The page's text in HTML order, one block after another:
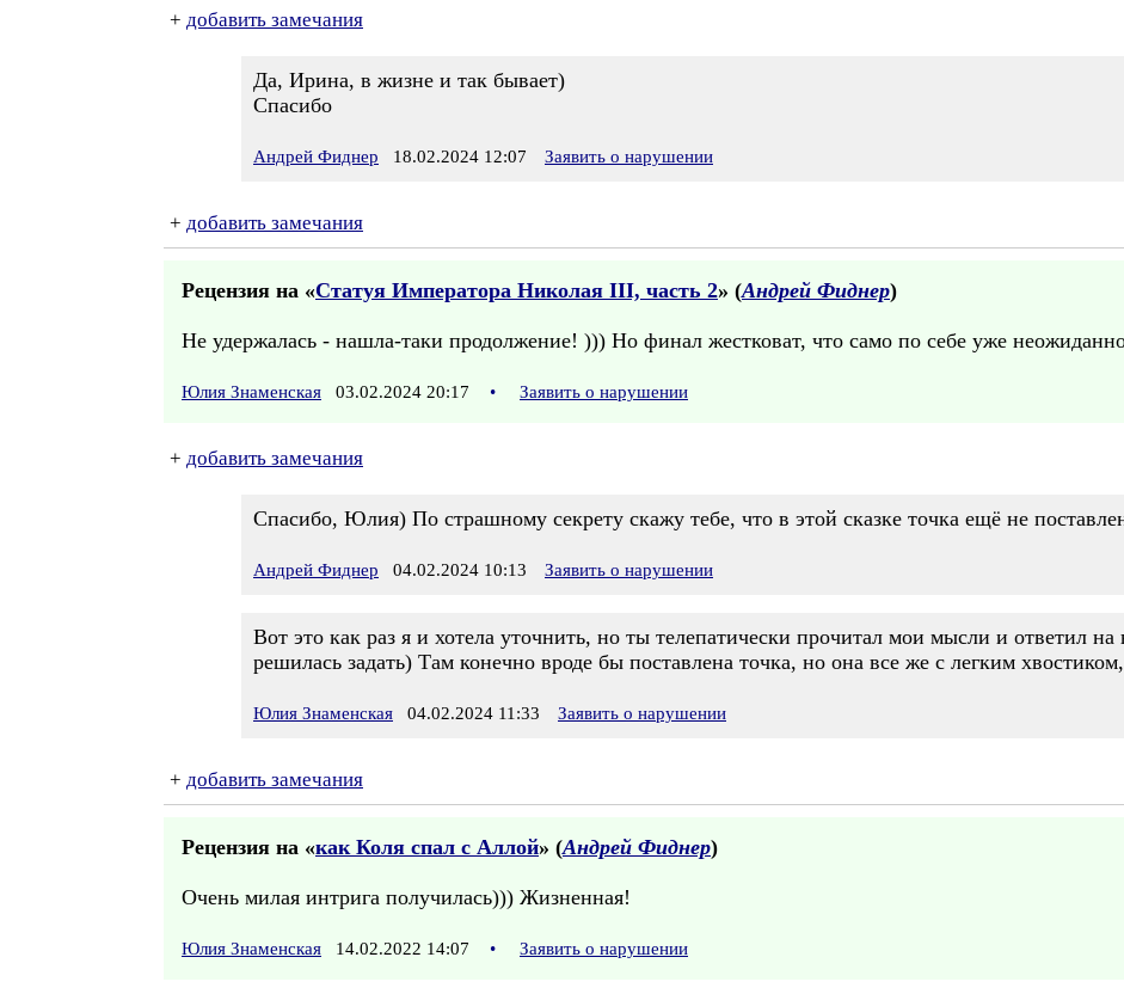
+ добавить замечания
Да, Ирина, в жизне и так бывает)
Спасибо
Андрей Фиднер 18.02.2024 12:07 Заявить о нарушении
+ добавить замечания
Рецензия на «Статуя Императора Николая III, часть 2» (Андрей Фиднер)
Не удержалась - нашла-таки продолжение! ))) Но финал жестковат, что само по себе уже
Юлия Знаменская 03.02.2024 20:17 • Заявить о нарушении
+ добавить замечания
Спасибо, Юлия) По страшному секрету скажу тебе, что в этой сказке точка ещё не
Андрей Фиднер 04.02.2024 10:13 Заявить о нарушении
Вот это как раз я и хотела уточнить, но ты телепатически прочитал мои мысли и ответил
решилась задать) Там конечно вроде бы поставлена точка, но она все же с легким
Юлия Знаменская 04.02.2024 11:33 Заявить о нарушении
+ добавить замечания
Рецензия на «как Коля спал с Аллой» (Андрей Фиднер)
Очень милая интрига получилась))) Жизненная!
Юлия Знаменская 14.02.2022 14:07 • Заявить о нарушении